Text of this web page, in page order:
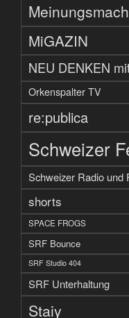
MiGAZIN
NEU DENKEN
Orkenspalter TV
re:publica
Schweizer
Schweizer Radio und
shorts
SPACE FROGS
SRF Bounce
SRF Studio 404
SRF Unterhaltung
Staiy